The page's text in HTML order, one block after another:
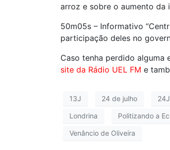
arroz e sobre o aumento da
50m05s – Informativo
participação deles no
Caso tenha perdido alguma
site da Rádio UEL FM e
13J 24 de julho 24J
Londrina Politizando a
Venâncio de Oliveira